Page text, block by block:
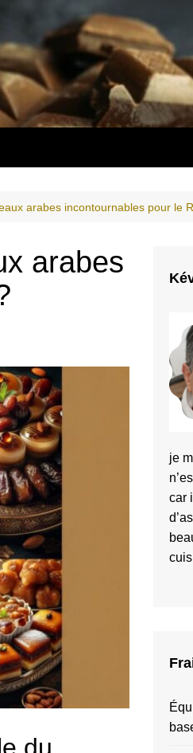
arabes incontournables pour le
arabes
du
je
car